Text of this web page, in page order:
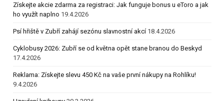
Získejte akcie zdarma za registraci: Jak funguje bonus u eToro a jak
ho využít naplno 19.4.2026
Psí hřiště v Zubří zahájí sezónu slavnostní akcí 18.4.2026
Cyklobusy 2026: Zubří se od května opět stane branou do Beskyd
17.4.2026
Reklama: Získejte slevu 450 Kč na vaše první nákupy na Rohlíku!
9.4.2026